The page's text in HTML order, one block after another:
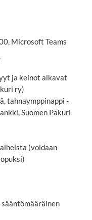
Microsoft Teams
ja keinot alkavat
ry)
tahnaymppinappi -
Suomen Pakuri
(voidaan